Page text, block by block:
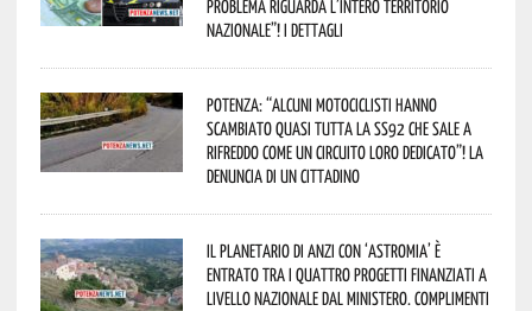
problema riguarda l’intero territorio
Nazionale”! I dettagli
Potenza: “alcuni motociclisti hanno
scambiato quasi tutta la SS92 che sale a
Rifreddo come un circuito loro dedicato”! La
denuncia di un cittadino
Il Planetario di Anzi con ‘Astromia’ è
entrato tra i quattro progetti finanziati a
livello nazionale dal Ministero. Complimenti